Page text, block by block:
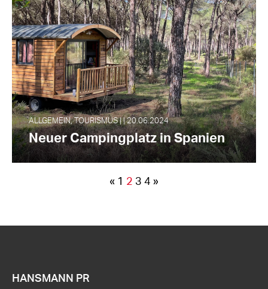
ALLGEMEIN, TOURISMUS | | 20.06.2024
Neuer Campingplatz in Spanien
« 1 2 3 4 »
HANSMANN PR